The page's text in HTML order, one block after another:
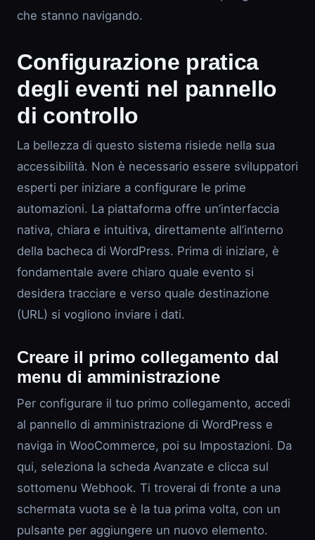
che stanno navigando.
Configurazione pratica
degli eventi nel pannello
di controllo
La bellezza di questo sistema risiede nella sua
accessibilità. Non è necessario essere sviluppatori
esperti per iniziare a configurare le prime
automazioni. La piattaforma offre un’interfaccia
nativa, chiara e intuitiva, direttamente all’interno
della bacheca di WordPress. Prima di iniziare, è
fondamentale avere chiaro quale evento si
desidera tracciare e verso quale destinazione
(URL) si vogliono inviare i dati.
Creare il primo collegamento dal
menu di amministrazione
Per configurare il tuo primo collegamento, accedi
al pannello di amministrazione di WordPress e
naviga in WooCommerce, poi su Impostazioni. Da
qui, seleziona la scheda Avanzate e clicca sul
sottomenu Webhook. Ti troverai di fronte a una
schermata vuota se è la tua prima volta, con un
pulsante per aggiungere un nuovo elemento.